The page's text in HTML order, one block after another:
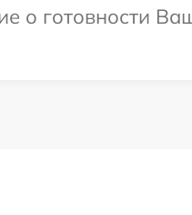
о готовности